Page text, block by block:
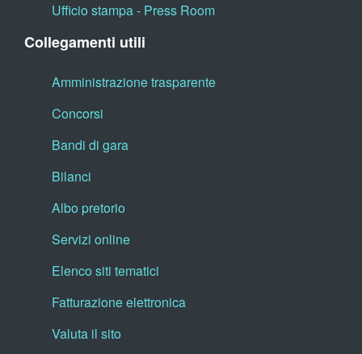
Ufficio stampa - Press Room
Collegamenti utili
Amministrazione trasparente
Concorsi
Bandi di gara
Bilanci
Albo pretorio
Servizi online
Elenco siti tematici
Fatturazione elettronica
Valuta il sito